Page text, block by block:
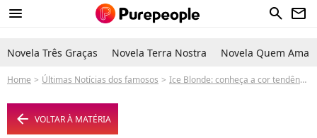
menu search newsletter
Novela Três Graças Novela Terra Nostra Novela Quem Ama
Home Últimas Notícias dos famosos Ice Blonde: conheça a cor tendência para quem tem fios brancos; tem efeito antienvelhecimento, é moderna e muito sofisticada
arrow_left VOLTAR À MATÉRIA